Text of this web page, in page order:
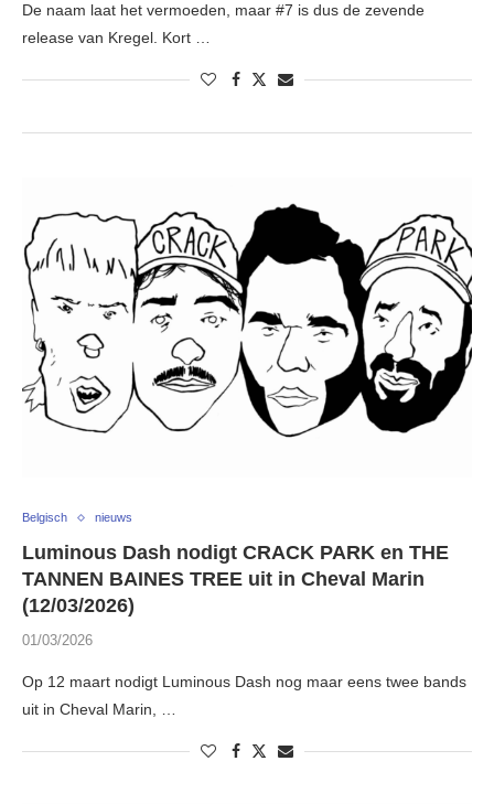
De naam laat het vermoeden, maar #7 is dus de zevende
release van Kregel. Kort …
Belgisch nieuws
Luminous Dash nodigt CRACK PARK en THE
TANNEN BAINES TREE uit in Cheval Marin
(12/03/2026)
01/03/2026
Op 12 maart nodigt Luminous Dash nog maar eens twee bands
uit in Cheval Marin, …